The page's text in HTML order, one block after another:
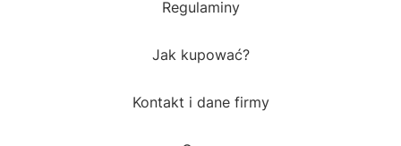
Regulaminy
Jak kupować?
Kontakt i dane firmy